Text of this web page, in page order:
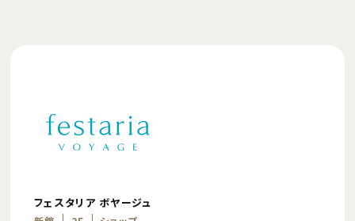
フェスタリア ボヤージュ